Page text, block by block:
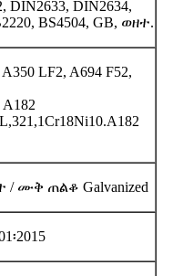
DIN2633, DIN2634,
BS4504, GB, ወዘተ.
LF2, A694 F52,
/ ሙቅ ጠልቆ Galvanized